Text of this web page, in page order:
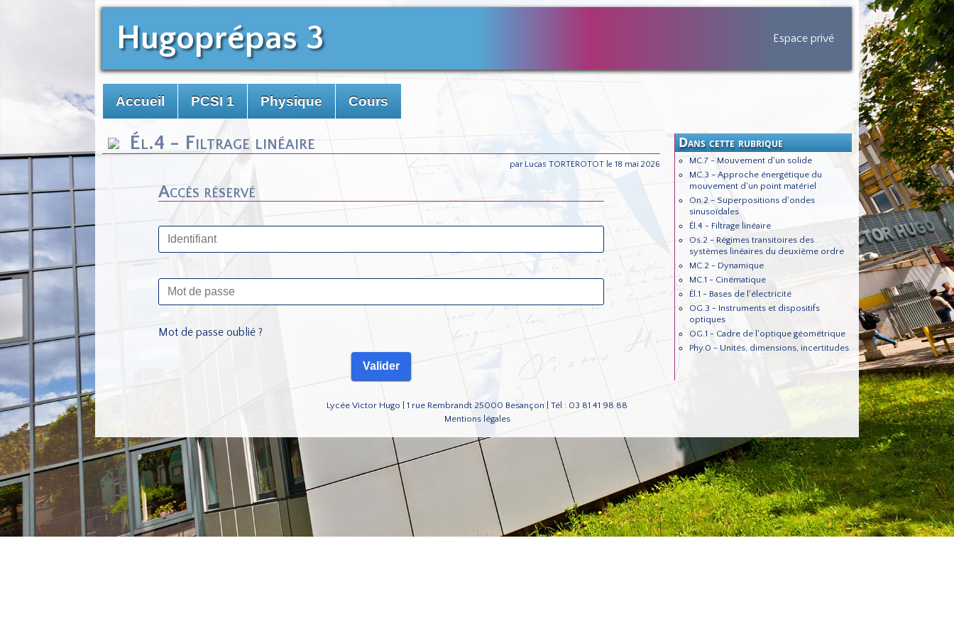
Hugoprépas 3 Espace privé
Accueil PCSI 1 Physique Cours
Dans cette rubrique
MC.7 - Mouvement d'un solide
MC.3 - Approche énergétique du
mouvement d'un point matériel
On.2 - Superpositions d'ondes
sinusoïdales
Él.4 - Filtrage linéaire
Os.2 - Régimes transitoires des
systèmes linéaires du deuxième ordre
MC.2 - Dynamique
MC.1 - Cinématique
Él.1 - Bases de l'électricité
OG.3 - Instruments et dispositifs
optiques
OG.1 - Cadre de l'optique géométrique
Phy.0 - Unités, dimensions, incertitudes
Él.4 - Filtrage linéaire
par Lucas TORTEROTOT le 18 mai 2026
Accès réservé
Mot de passe oublié ?
Lycée Victor Hugo | 1 rue Rembrandt 25000 Besançon | Tél : 03 81 41 98 88
Mentions légales